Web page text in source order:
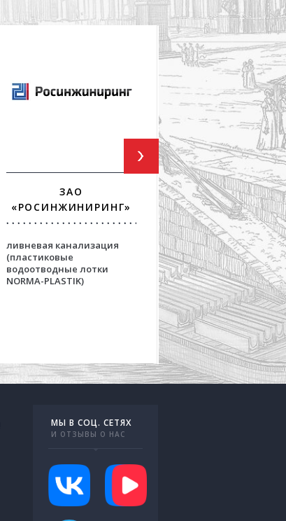
ЗАО
«РОСИНЖИНИРИНГ»
ливневая канализация
(пластиковые
водоотводные лотки
NORMA-PLASTIK)
ФГУП ГПИ И НИИ
решения для взлетно-
посадочных полос
аэродромов на основе
бетонных
лотков серии OPTIMA
МЫ В СОЦ. СЕТЯХ
И ОТЗЫВЫ О НАС